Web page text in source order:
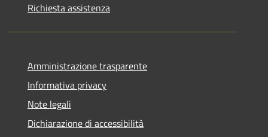
Richiesta assistenza
Amministrazione trasparente
Informativa privacy
Note legali
Dichiarazione di accessibilità